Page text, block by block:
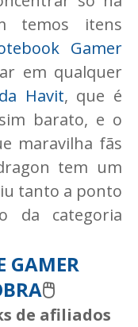
temos itens
Gamer
em qualquer
Havit, que é
barato, e o
maravilha fãs
tem um
tanto a ponto
da categoria
GAMER
🖱️
de afiliados